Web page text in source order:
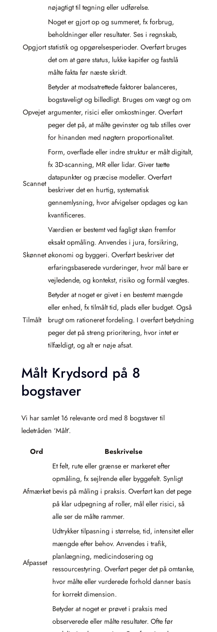
nøjagtigt til tegning eller udførelse.
Opgjort
Noget er gjort op og summeret, fx forbrug,
beholdninger eller resultater. Ses i regnskab,
statistik og opgørelsesperioder. Overført bruges
det om at gøre status, lukke kapitler og fastslå
målte fakta før næste skridt.
Opvejet
Betyder at modsatrettede faktorer balanceres,
bogstaveligt og billedligt. Bruges om vægt og om
argumenter, risici eller omkostninger. Overført
peger det på, at målte gevinster og tab stilles over
for hinanden med nøgtern proportionalitet.
Scannet
Form, overflade eller indre struktur er målt digitalt,
fx 3D-scanning, MR eller lidar. Giver tætte
datapunkter og præcise modeller. Overført
beskriver det en hurtig, systematisk
gennemlysning, hvor afvigelser opdages og kan
kvantificeres.
Skønnet
Værdien er bestemt ved fagligt skøn fremfor
eksakt opmåling. Anvendes i jura, forsikring,
økonomi og byggeri. Overført beskriver det
erfaringsbaserede vurderinger, hvor mål bare er
vejledende, og kontekst, risiko og formål vægtes.
Tilmålt
Betyder at noget er givet i en bestemt mængde
eller enhed, fx tilmålt tid, plads eller budget. Også
brugt om rationeret fordeling. I overført betydning
peger det på streng prioritering, hvor intet er
tilfældigt, og alt er nøje afsat.
Målt Krydsord på 8
bogstaver
Vi har samlet 16 relevante ord med 8 bogstaver til
ledetråden ‘Målt’.
Ord Beskrivelse
Afmærket
Et felt, rute eller grænse er markeret efter
opmåling, fx sejlrende eller byggefelt. Synligt
bevis på måling i praksis. Overført kan det pege
på klar udpegning af roller, mål eller risici, så
alle ser de målte rammer.
Afpasset
Udtrykker tilpasning i størrelse, tid, intensitet eller
mængde efter behov. Anvendes i trafik,
planlægning, medicindosering og
ressourcestyring. Overført peger det på omtanke,
hvor målte eller vurderede forhold danner basis
for korrekt dimension.
Betyder at noget er prøvet i praksis med
observerede eller målte resultater. Ofte før